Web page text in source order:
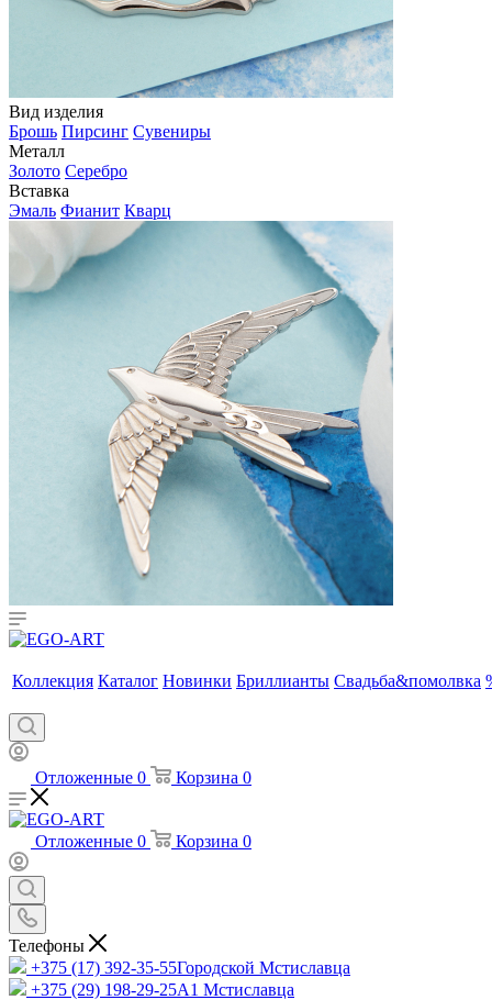
Вид изделия
Брошь Пирсинг Сувениры
Металл
Золото Серебро
Вставка
Эмаль Фианит Кварц
Коллекция Каталог Новинки Бриллианты Свадьба&помолвка
Отложенные 0 Корзина 0
Отложенные 0 Корзина 0
Телефоны
+375 (17) 392-35-55Городской Мстиславца
+375 (29) 198-29-25A1 Мстиславца